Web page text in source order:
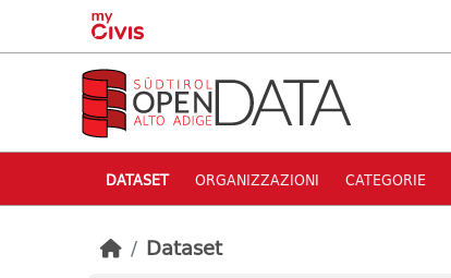
Skip to main content
DATASET ORGANIZZAZIONI CATEGORIE
Dataset